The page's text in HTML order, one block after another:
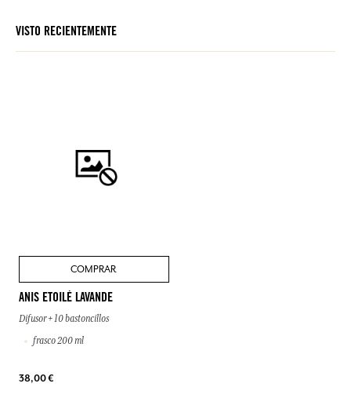
VISTO RECIENTEMENTE
COMPRAR
ANIS ETOILÉ LAVANDE
Difusor + 10 bastoncillos
frasco 200 ml
38,00 €